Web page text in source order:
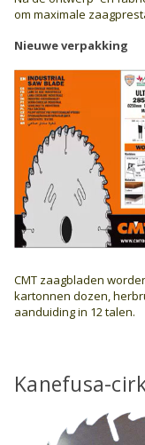
om maximale
Nieuwe verpakking
CMT zaagbladen
kartonnen dozen,
aanduiding in 12 talen.
Kanefusa-